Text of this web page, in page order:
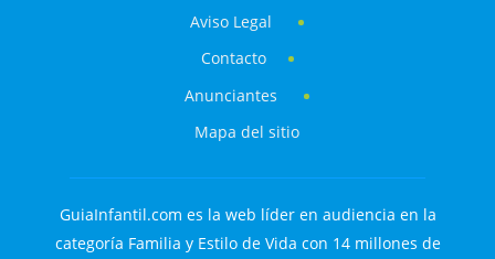
Aviso Legal
Contacto
Anunciantes
Mapa del sitio
GuiaInfantil.com es la web líder en audiencia en la
categoría Familia y Estilo de Vida con 14 millones de